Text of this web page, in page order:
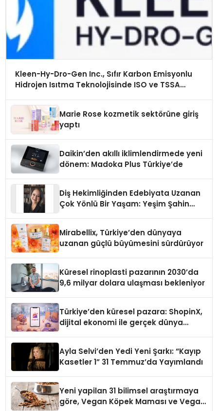
Kleen-Hy-Dro-Gen Inc., Sıfır Karbon Emisyonlu
Hidrojen Isıtma Teknolojisinde ISO ve TSSA
Marie Rose kozmetik sektörüne giriş
yaptı
Daikin’den akıllı iklimlendirmede yeni
dönem: Madoka Plus Türkiye’de
Diş Hekimliğinden Edebiyata Uzanan
Çok Yönlü Bir Yaşam: Yeşim Şahin
Mirabellix, Türkiye’den dünyaya
uzanan güçlü büyümesini sürdürüyor
Küresel rinoplasti pazarının 2030’da
9,6 milyar dolara ulaşması bekleniyor
Türkiye’den küresel pazara: ShopinX,
dijital ekonomi ile gerçek dünya
Ayla Selvi’den Yedi Yeni Şarkı: “Kayıp
Kasetler 1” 31 Temmuz’da Yayımlandı
Yeni yapilan 31 bilimsel araştırmaya
göre, Vegan Köpek Maması ve Vegan